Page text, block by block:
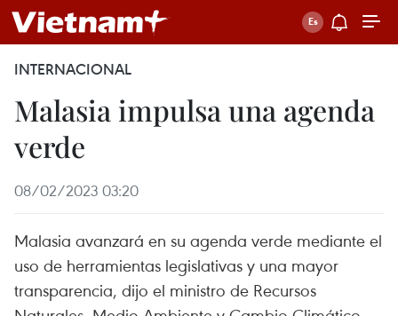
INTERNACIONAL
Malasia impulsa una agenda
verde
08/02/2023 03:20
Malasia avanzará en su agenda verde mediante el
uso de herramientas legislativas y una mayor
transparencia, dijo el ministro de Recursos